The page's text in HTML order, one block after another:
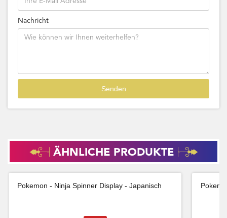
Nachricht
ÄHNLICHE PRODUKTE
Pokemon - Ninja Spinner Display - Japanisch